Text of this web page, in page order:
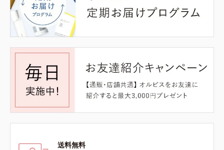
送料無料